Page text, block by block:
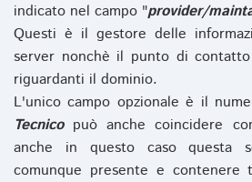
indicato nel campo "provider/
Questi è il gestore delle
server nonchè il punto di
riguardanti il dominio.
L'unico campo opzionale è il
Tecnicopuò anche coincidere
anche in questo caso questa
comunque presente e